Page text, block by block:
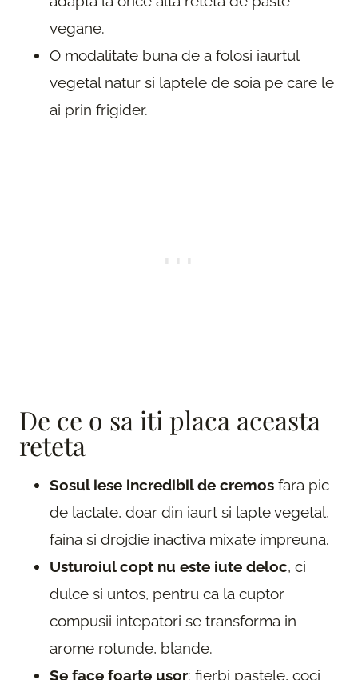
vegane.
O modalitate buna de a folosi iaurtul
vegetal natur si laptele de soia pe care le
ai prin frigider.
De ce o sa iti placa aceasta
reteta
Sosul iese incredibil de cremos fara pic
de lactate, doar din iaurt si lapte vegetal,
faina si drojdie inactiva mixate impreuna.
Usturoiul copt nu este iute deloc, ci
dulce si untos, pentru ca la cuptor
compusii intepatori se transforma in
arome rotunde, blande.
Se face foarte usor: fierbi pastele, coci